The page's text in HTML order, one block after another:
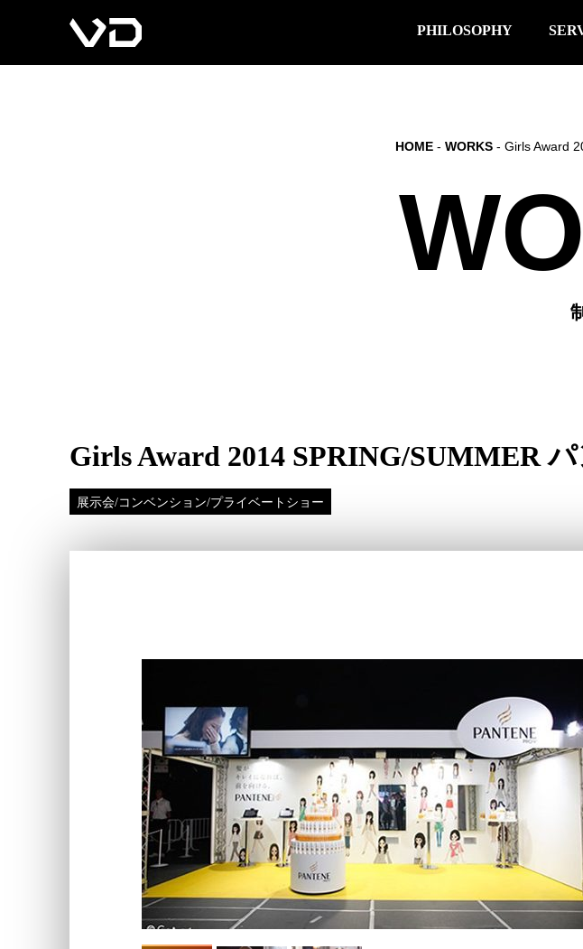
PHILOSOPHY
HOME - WORKS - Girls Award
Girls Award 2014 SPRING/SUMMER
展示会/コンベンション/プライベートショー